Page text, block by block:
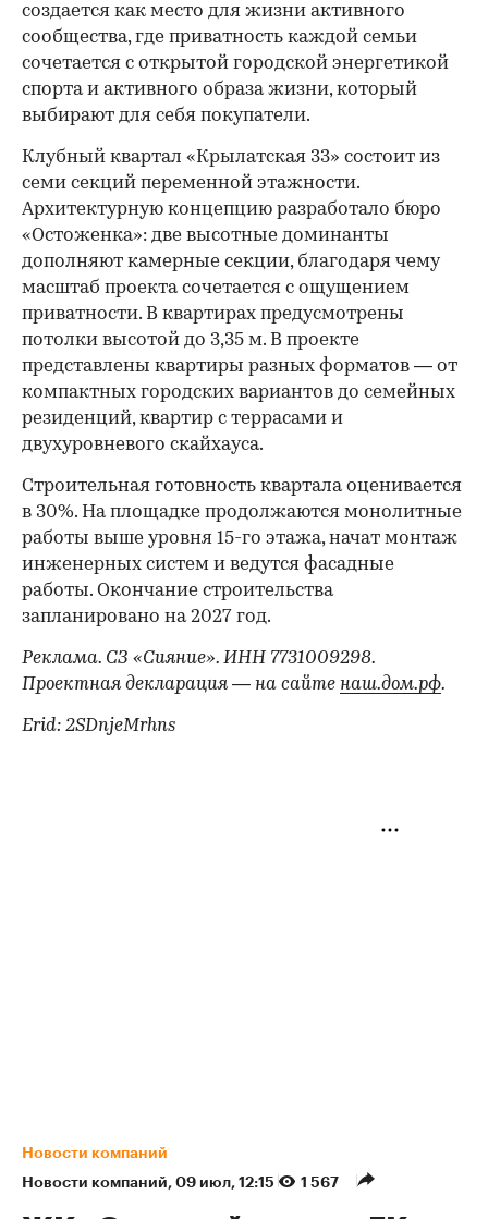
создается как место для жизни активного
сообщества, где приватность каждой семьи
сочетается с открытой городской энергетикой
спорта и активного образа жизни, который
выбирают для себя покупатели.
Клубный квартал «Крылатская 33» состоит из
семи секций переменной этажности.
Архитектурную концепцию разработало бюро
«Остоженка»: две высотные доминанты
дополняют камерные секции, благодаря чему
масштаб проекта сочетается с ощущением
приватности. В квартирах предусмотрены
потолки высотой до 3,35 м. В проекте
представлены квартиры разных форматов — от
компактных городских вариантов до семейных
резиденций, квартир с террасами и
двухуровневого скайхауса.
Строительная готовность квартала оценивается
в 30%. На площадке продолжаются монолитные
работы выше уровня 15-го этажа, начат монтаж
инженерных систем и ведутся фасадные
работы. Окончание строительства
запланировано на 2027 год.
Реклама. СЗ «Сияние». ИНН 7731009298.
Проектная декларация — на сайте наш.дом.рф.
Erid: 2SDnjeMrhns
Новости компаний
Новости компаний⁠, 09 июл, 12:15 1 567